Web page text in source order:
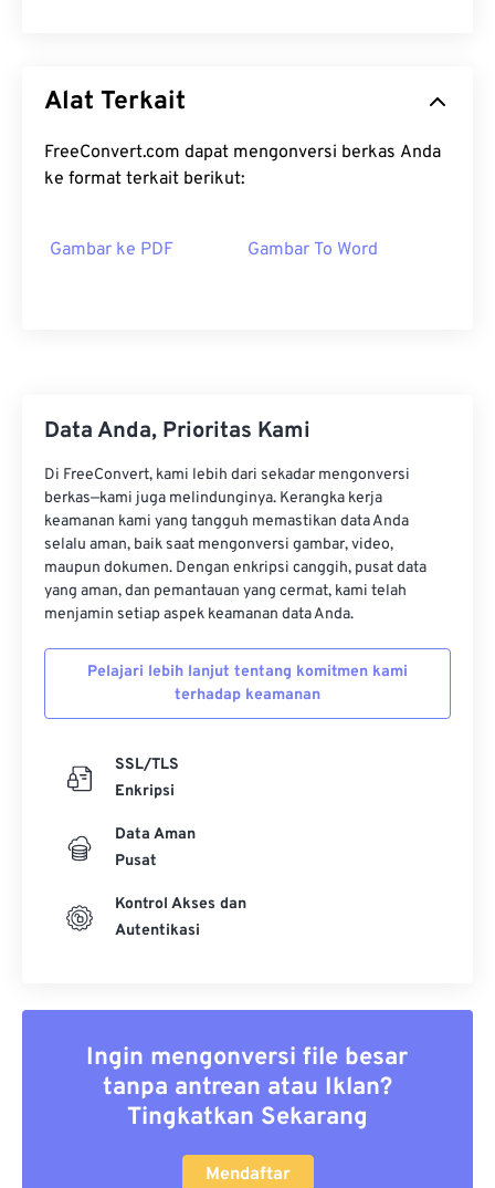
Alat Terkait
FreeConvert.com dapat mengonversi berkas Anda
ke format terkait berikut:
Gambar ke PDF Gambar To Word
Data Anda, Prioritas Kami
Di FreeConvert, kami lebih dari sekadar mengonversi
berkas—kami juga melindunginya. Kerangka kerja
keamanan kami yang tangguh memastikan data Anda
selalu aman, baik saat mengonversi gambar, video,
maupun dokumen. Dengan enkripsi canggih, pusat data
yang aman, dan pemantauan yang cermat, kami telah
menjamin setiap aspek keamanan data Anda.
Pelajari lebih lanjut tentang komitmen kami
terhadap keamanan
SSL/TLS
Enkripsi
Data Aman
Pusat
Kontrol Akses dan
Autentikasi
Ingin mengonversi file besar
tanpa antrean atau Iklan?
Tingkatkan Sekarang
Mendaftar